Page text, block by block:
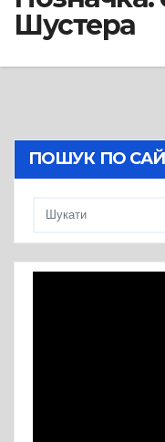
Шустера
ПОШУК ПО